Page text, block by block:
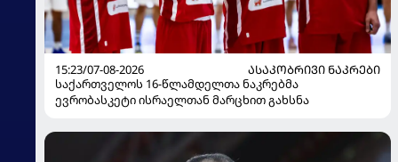
15:23/07-08-2026
ᲐᲡᲐᲙᲝᲑᲠᲘᲕᲘ ᲜᲐᲙᲠᲔᲑᲘ
საქართველოს 16-წლამდელთა ნაკრებმა
ევრობასკეტი ისრაელთან მარცხით გახსნა